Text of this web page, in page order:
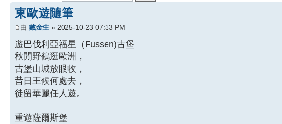
東歐遊隨筆
由 戴金生 » 2025-10-23 07:33 PM
遊巴伐利亞福星（Fussen)古堡
秋閒野鶴逛歐洲，
古堡山城放眼收，
昔日王候何處去，
徒留華麗任人遊。
重遊薩爾斯堡